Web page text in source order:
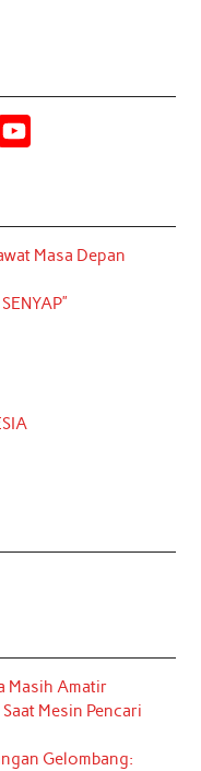
T
u
b
Masa Depan
Masih Amatir
Mesin Pencari
Gelombang: